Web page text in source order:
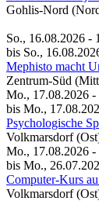
Gohlis-Nord
So., 16.08.2026 -
bis So.,
Mephisto macht
Zentrum-Süd
Mo., 17.08.2026 -
bis Mo.,
Psychologische
Volkmarsdorf
Mo., 17.08.2026 -
bis Mo.,
Computer-Kurs
Volkmarsdorf